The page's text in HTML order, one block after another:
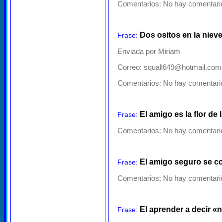
Comentarios: No hay
Frase: Dos ositos en la
Enviada por Miriam
Correo: squall649@hotmail.com
Comentarios: No hay
Frase: El amigo es la flor de
Comentarios: No hay
Frase: El amigo seguro se
Comentarios: No hay
Frase: El aprender a decir